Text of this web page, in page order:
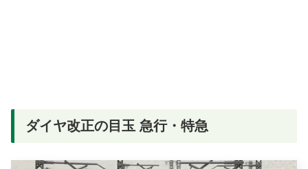
ダイヤ改正の目玉 急行・特急